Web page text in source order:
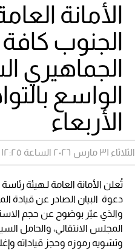
الأمانة
الجنوب
الجماهيري
الواسع
الأربعاء
الثلاثاء ٣١ مارس ٢٠٢٦ الساعة ١٢:٢٥ مساءً
تُعلن الأمانة العامة لـهيئة
والذي عبّر بوضوح عن حجم
المجلس الانتقالي، والحامل
وتشويه رموزه وحجز قياداته